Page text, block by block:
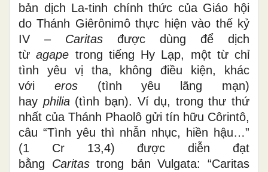
bản dịch La-tinh chính thức của Giáo hội
do Thánh Giêrônimô thực hiện vào thế kỷ
IV – Caritas được dùng để dịch
từagape trong tiếng Hy Lạp, một từ chỉ
tình yêu vị tha, không điều kiện, khác
với eros(tình yêu lãng mạn)
hay philia(tình bạn). Ví dụ, trong thư thứ
nhất của Thánh Phaolô gửi tín hữu Côrintô,
câu “Tình yêu thì nhẫn nhục, hiền hậu…”
(1 Cr 13,4) được diễn đạt
bằng Caritastrong bản Vulgata: “Caritas